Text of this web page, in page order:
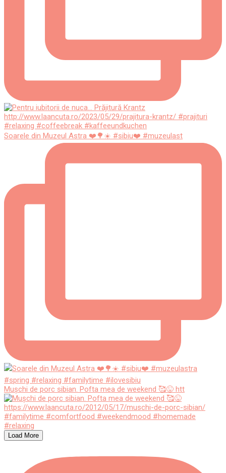
Soarele din Muzeul Astra ❤️🌳☀️ #sibiu❤️ #muzeulast
Mușchi de porc sibian. Pofta mea de weekend 🥰😜 htt
Load More